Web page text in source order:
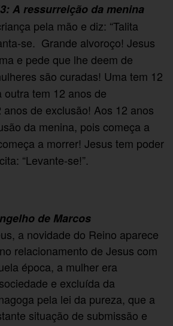
A ressurreição da menina
pela mão e diz: “Talita
se. Grande alvoroço! Jesus
e pede que lhe deem de
são curadas! Uma tem 12
outra tem 12 anos de
de exclusão! Aos 12 anos
da menina, pois começa a
a morrer! Jesus tem poder
“Levante-se!”.
de Marcos
a novidade do Reino aparece
relacionamento de Jesus com
época, a mulher era
e excluída da
pela lei da pureza, que a
situação de submissão e